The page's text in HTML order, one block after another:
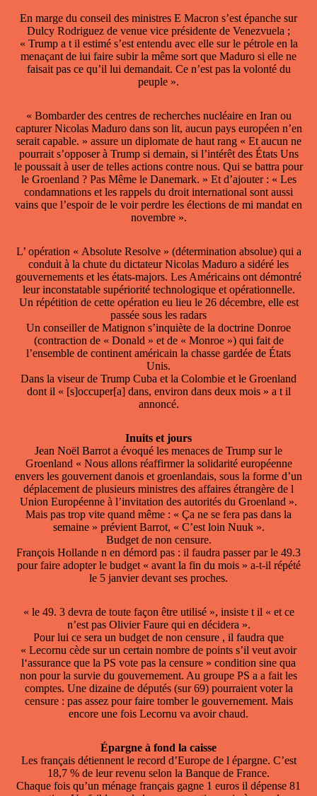
En marge du conseil des ministres E Macron s’est épanche sur
Dulcy Rodriguez de venue vice présidente de Venezvuela ;
« Trump a t il estimé s’est entendu avec elle sur le pétrole en la
menaçant de lui faire subir la même sort que Maduro si elle ne
faisait pas ce qu’il lui demandait. Ce n’est pas la volonté du
peuple ».
« Bombarder des centres de recherches nucléaire en Iran ou
capturer Nicolas Maduro dans son lit, aucun pays européen n’en
serait capable. » assure un diplomate de haut rang « Et aucun ne
pourrait s’opposer à Trump si demain, si l’intérêt des États Uns
le poussait à user de telles actions contre nous. Qui se battra pour
le Groenland ? Pas Même le Danemark. » Et d’ajouter : « Les
condamnations et les rappels du droit international sont aussi
vains que l’espoir de le voir perdre les élections de mi mandat en
novembre ».
L’ opération « Absolute Resolve » (détermination absolue) qui a
conduit à la chute du dictateur Nicolas Maduro a sidéré les
gouvernements et les états-majors. Les Américains ont démontré
leur inconstatable supériorité technologique et opérationnelle.
Un répétition de cette opération eu lieu le 26 décembre, elle est
passée sous les radars
Un conseiller de Matignon s’inquiète de la doctrine Donroe
(contraction de « Donald » et de « Monroe ») qui fait de
l’ensemble de continent américain la chasse gardée de États
Unis.
Dans la viseur de Trump Cuba et la Colombie et le Groenland
dont il « [s]occuper[a] dans, environ dans deux mois » a t il
annoncé.
Inuits et jours
Jean Noël Barrot a évoqué les menaces de Trump sur le
Groenland « Nous allons réaffirmer la solidarité européenne
envers les gouvernent danois et groenlandais, sous la forme d’un
déplacement de plusieurs ministres des affaires étrangère de l
Union Européenne à l’invitation des autorités du Groenland ».
Mais pas trop vite quand même : « Ça ne se fera pas dans la
semaine » prévient Barrot, « C’est loin Nuuk ».
Budget de non censure.
François Hollande n en démord pas : il faudra passer par le 49.3
pour faire adopter le budget « avant la fin du mois » a-t-il répété
le 5 janvier devant ses proches.
« le 49. 3 devra de toute façon être utilisé », insiste t il « et ce
n’est pas Olivier Faure qui en décidera ».
Pour lui ce sera un budget de non censure , il faudra que
« Lecornu cède sur un certain nombre de points s’il veut avoir
l‘assurance que la PS vote pas la censure » condition sine qua
non pour la survie du gouvernement. Au groupe PS a a fait les
comptes. Une dizaine de députés (sur 69) pourraient voter la
censure : pas assez pour faire tomber le gouvernement. Mais
encore une fois Lecornu va avoir chaud.
Épargne à fond la caisse
Les français détiennent le record d’Europe de l épargne. C’est
18,7 % de leur revenu selon la Banque de France.
Chaque fois qu’un ménage français gagne 1 euros il dépense 81